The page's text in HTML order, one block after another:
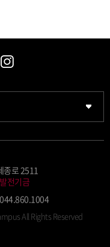
종로 2511
전기금
All Rights Reserved